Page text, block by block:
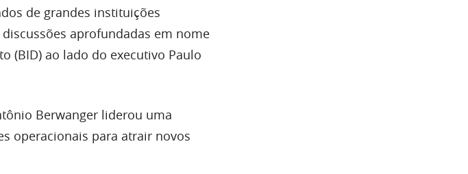
de grandes instituições
aprofundadas em nome
(BID) ao lado do executivo Paulo
Berwanger liderou uma
operacionais para atrair novos